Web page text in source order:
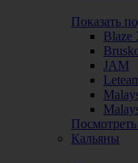
Показать
Blaze
JAM
Кальяны